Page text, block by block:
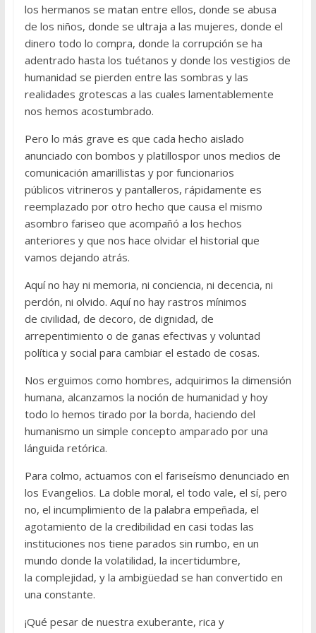
los hermanos se matan entre ellos, donde se abusa
de los niños, donde se ultraja a las mujeres, donde el
dinero todo lo compra, donde la corrupción se ha
adentrado hasta los tuétanos y donde los vestigios de
humanidad se pierden entre las sombras y las
realidades grotescas a las cuales lamentablemente
nos hemos acostumbrado.
Pero lo más grave es que cada hecho aislado
anunciado con bombos y platillospor unos medios de
comunicación amarillistas y por funcionarios
públicos vitrineros y pantalleros, rápidamente es
reemplazado por otro hecho que causa el mismo
asombro fariseo que acompañó a los hechos
anteriores y que nos hace olvidar el historial que
vamos dejando atrás.
Aquí no hay ni memoria, ni conciencia, ni decencia, ni
perdón, ni olvido. Aquí no hay rastros mínimos
de civilidad, de decoro, de dignidad, de
arrepentimiento o de ganas efectivas y voluntad
política y social para cambiar el estado de cosas.
Nos erguimos como hombres, adquirimos la dimensión
humana, alcanzamos la noción de humanidad y hoy
todo lo hemos tirado por la borda, haciendo del
humanismo un simple concepto amparado por una
lánguida retórica.
Para colmo, actuamos con el fariseísmo denunciado en
los Evangelios. La doble moral, el todo vale, el sí, pero
no, el incumplimiento de la palabra empeñada, el
agotamiento de la credibilidad en casi todas las
instituciones nos tiene parados sin rumbo, en un
mundo donde la volatilidad, la incertidumbre,
la complejidad, y la ambigüedad se han convertido en
una constante.
¡Qué pesar de nuestra exuberante, rica y